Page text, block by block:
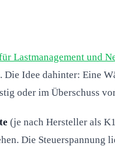
Lastmanagement und
Die Idee dahinter: Eine
oder im Überschuss
(je nach Hersteller als
Die Steuerspannung